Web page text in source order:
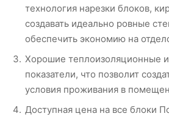
технология нарезки блоков,
создавать идеально ровные
обеспечить экономию на
Хорошие теплоизоляционные
показатели, что позволит
условия проживания в
Доступная цена на все блоки